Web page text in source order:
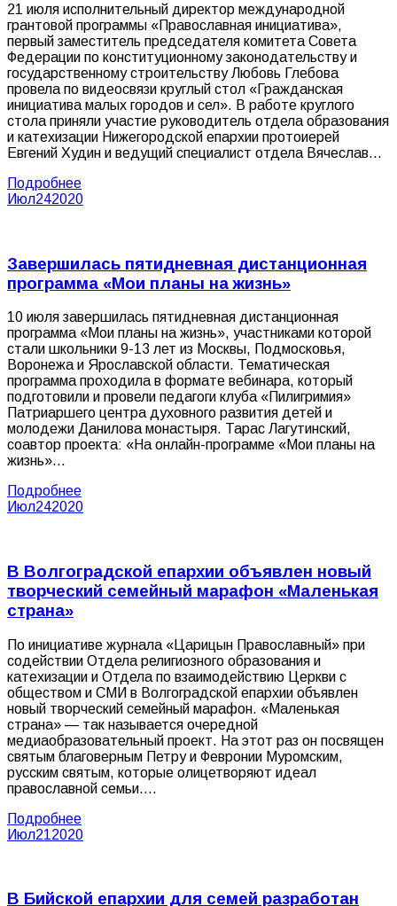
21 июля исполнительный директор международной
грантовой программы «Православная инициатива»,
первый заместитель председателя комитета Совета
Федерации по конституционному законодательству и
государственному строительству Любовь Глебова
провела по видеосвязи круглый стол «Гражданская
инициатива малых городов и сел». В работе круглого
стола приняли участие руководитель отдела образования
и катехизации Нижегородской епархии протоиерей
Евгений Худин и ведущий специалист отдела Вячеслав…
Подробнее
Июл242020
Завершилась пятидневная дистанционная
программа «Мои планы на жизнь»
10 июля завершилась пятидневная дистанционная
программа «Мои планы на жизнь», участниками которой
стали школьники 9-13 лет из Москвы, Подмосковья,
Воронежа и Ярославской области. Тематическая
программа проходила в формате вебинара, который
подготовили и провели педагоги клуба «Пилигримия»
Патриаршего центра духовного развития детей и
молодежи Данилова монастыря. Тарас Лагутинский,
соавтор проекта: «На онлайн-программе «Мои планы на
жизнь»…
Подробнее
Июл242020
В Волгоградской епархии объявлен новый
творческий семейный марафон «Маленькая
страна»
По инициативе журнала «Царицын Православный» при
содействии Отдела религиозного образования и
катехизации и Отдела по взаимодействию Церкви с
обществом и СМИ в Волгоградской епархии объявлен
новый творческий семейный марафон. «Маленькая
страна» — так называется очередной
медиаобразовательный проект. На этот раз он посвящен
святым благоверным Петру и Февронии Муромским,
русским святым, которые олицетворяют идеал
православной семьи.…
Подробнее
Июл212020
В Бийской епархии для семей разработан